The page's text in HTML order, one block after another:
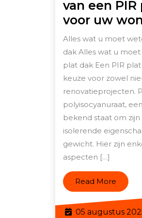
van een
voor uw
Alles wat u moet
dak Alles wat u
plat dak Een PIR
keuze voor zowel
renovatieprojecten.
polyisocyanuraat,
bekend staat om
isolerende
gewicht. Hier zijn
aspecten […]
Read More Read
More
05 augustus